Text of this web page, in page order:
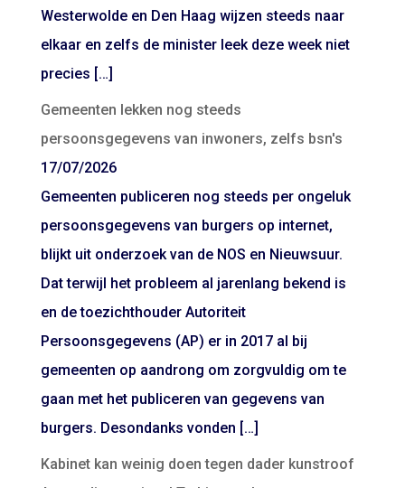
Westerwolde en Den Haag wijzen steeds naar
elkaar en zelfs de minister leek deze week niet
precies […]
Gemeenten lekken nog steeds
persoonsgegevens van inwoners, zelfs bsn's
17/07/2026
Gemeenten publiceren nog steeds per ongeluk
persoonsgegevens van burgers op internet,
blijkt uit onderzoek van de NOS en Nieuwsuur.
Dat terwijl het probleem al jarenlang bekend is
en de toezichthouder Autoriteit
Persoonsgegevens (AP) er in 2017 al bij
gemeenten op aandrong om zorgvuldig om te
gaan met het publiceren van gegevens van
burgers. Desondanks vonden […]
Kabinet kan weinig doen tegen dader kunstroof